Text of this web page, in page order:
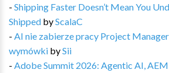
- Shipping Faster Doesn’t Mean You
Shipped byScalaC
- AI nie zabierze pracy Project
wymówki bySii
- Adobe Summit 2026: Agentic AI,